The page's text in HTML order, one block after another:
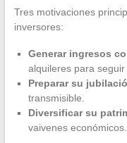
Tres motivaciones
inversores:
Generar ingresos
alquileres para seguir
Preparar su
transmisible.
Diversificar su
vaivenes económicos.